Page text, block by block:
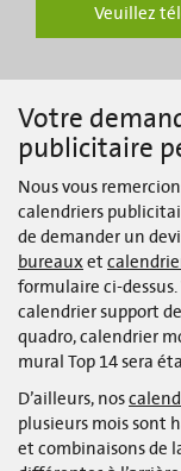
Veuillez
Votre
publicitaire
Nous vous
calendriers
de demander un
bureauxet
formulaire ci-
calendrier support
quadro, calendrier
mural Top 14 sera
D’ailleurs, nos
plusieurs mois sont
et combinaisons de